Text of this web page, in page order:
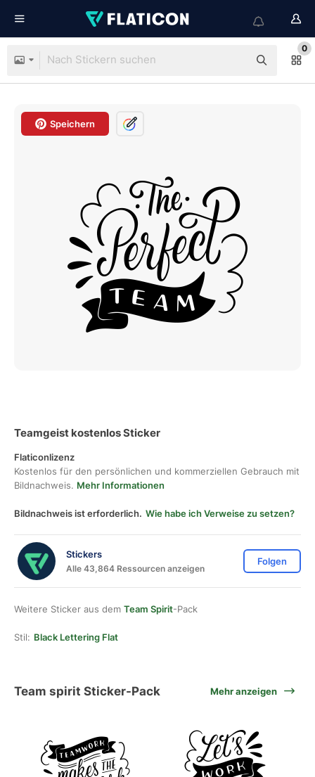
0
Speichern
Teamgeist kostenlos Sticker
Flaticonlizenz
Kostenlos für den persönlichen und kommerziellen Gebrauch mit
Bildnachweis. Mehr Informationen
Bildnachweis ist erforderlich. Wie habe ich Verweise zu setzen?
Stickers
Alle 43,864 Ressourcen anzeigen
Folgen
Weitere Sticker aus dem Team Spirit-Pack
Stil: Black Lettering Flat
Team spirit Sticker-Pack Mehr anzeigen